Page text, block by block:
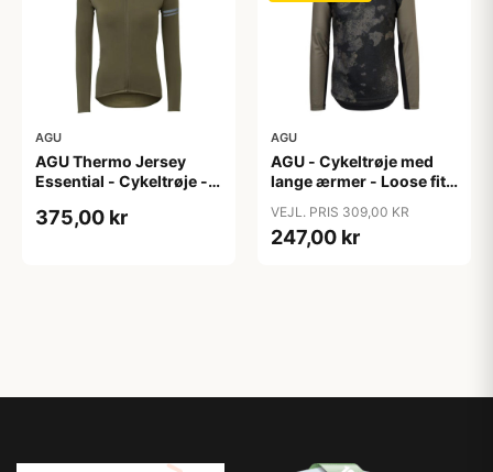
AGU
AGU Thermo Jersey
Essential - Cykeltrøje -
XXL
375,00 kr
AGU
AGU - Cykeltrøje med
lange ærmer - Loose fit -
VEJL. PRIS 309,00 KR
247,00 kr